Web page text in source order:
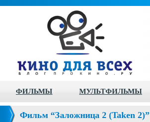
ФИЛЬМЫ МУЛЬТФИЛЬМЫ
Фильм “Заложница 2 (Taken 2)”